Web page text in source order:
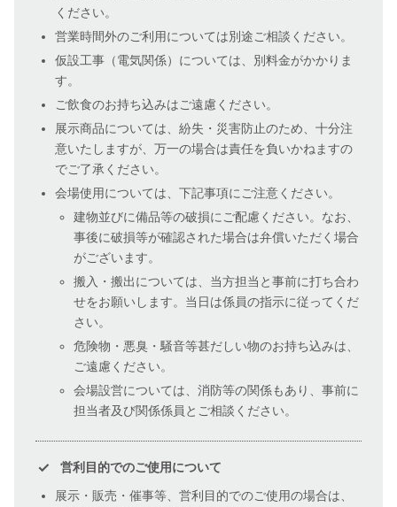
ください。
営業時間外のご利用については別途ご相談ください。
仮設工事（電気関係）については、別料金がかかりま
す。
ご飲食のお持ち込みはご遠慮ください。
展示商品については、紛失・災害防止のため、十分注
意いたしますが、万一の場合は責任を負いかねますの
でご了承ください。
会場使用については、下記事項にご注意ください。
建物並びに備品等の破損にご配慮ください。なお、
事後に破損等が確認された場合は弁償いただく場合
がございます。
搬入・搬出については、当方担当と事前に打ち合わ
せをお願いします。当日は係員の指示に従ってくだ
さい。
危険物・悪臭・騒音等甚だしい物のお持ち込みは、
ご遠慮ください。
会場設営については、消防等の関係もあり、事前に
担当者及び関係係員とご相談ください。
営利目的でのご使用について
展示・販売・催事等、営利目的でのご使用の場合は、